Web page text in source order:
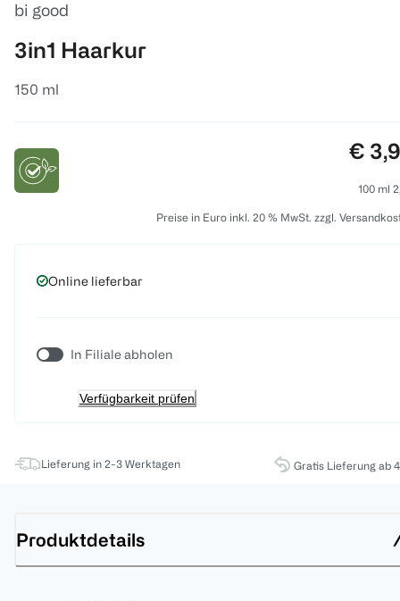
bi good
3in1 Haarkur
150 ml
€
100 ml
Preise in Euro inkl. 20 % MwSt. zzgl.
Online lieferbar
In Filiale abholen
Verfügbarkeit prüfen
Lieferung in 2-3 Werktagen Gratis Lieferung ab
Produktdetails